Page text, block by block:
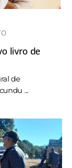
livro de
de
...